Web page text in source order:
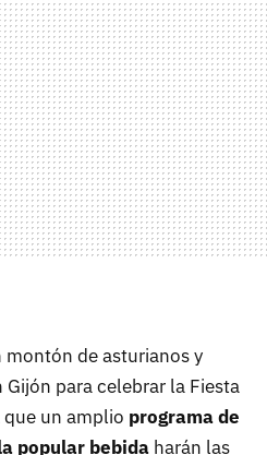
montón de asturianos y
para celebrar la Fiesta
un amplio programa de
popular bebida harán las